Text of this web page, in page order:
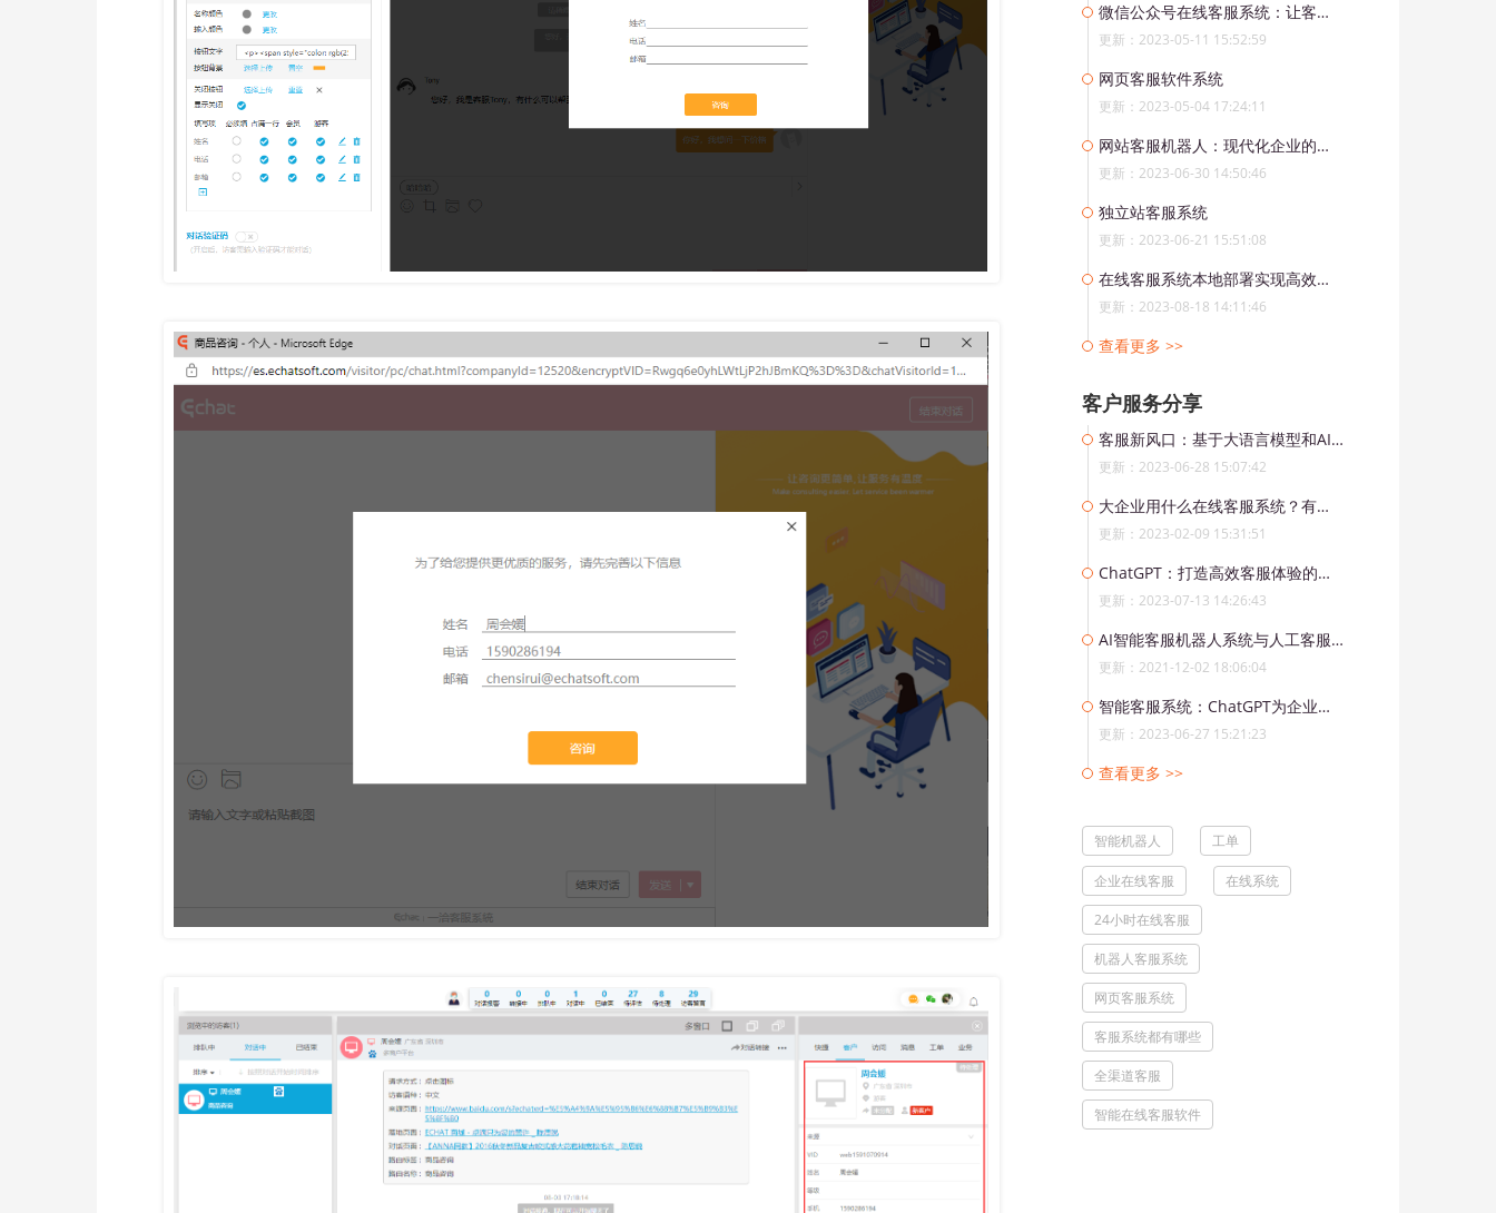
微信公众号在线客服系统：让客户服务更加高效便捷
更新：2023-05-11 15:52:59
网页客服软件系统
更新：2023-05-04 17:24:11
网站客服机器人：现代化企业的重要利器
更新：2023-06-30 14:50:46
独立站客服系统
更新：2023-06-21 15:51:08
在线客服系统本地部署实现高效全球化服务
更新：2023-08-18 14:11:46
查看更多 >>
客户服务分享
客服新风口：基于大语言模型和AI的智能语音客服系统
更新：2023-06-28 15:07:42
大企业用什么在线客服系统？有哪些功能？
更新：2023-02-09 15:31:51
ChatGPT：打造高效客服体验的人工智能利器
更新：2023-07-13 14:26:43
AI智能客服机器人系统与人工客服相比有哪些优劣势？
更新：2021-12-02 18:06:04
智能客服系统：ChatGPT为企业打造人工智能管家
更新：2023-06-27 15:21:23
查看更多 >>
智能机器人 工单
企业在线客服 在线系统
24小时在线客服
机器人客服系统
网页客服系统
客服系统都有哪些
全渠道客服
智能在线客服软件